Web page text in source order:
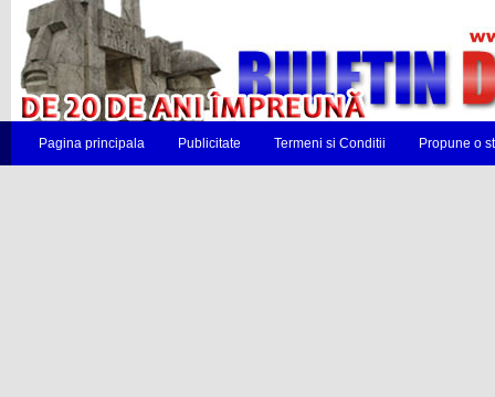
Pagina principala Publicitate Termeni si Conditii Propune o